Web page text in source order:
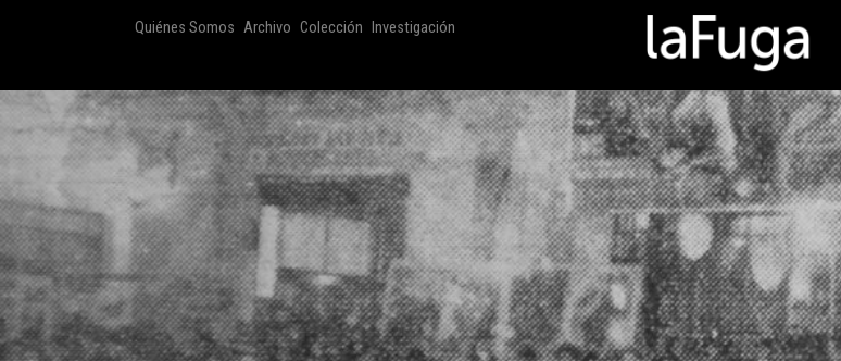
Quiénes Somos Archivo Colección Investigación